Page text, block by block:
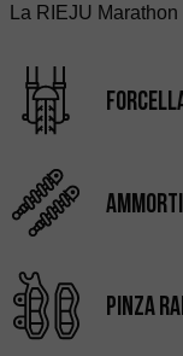
La RIEJU
Pinza